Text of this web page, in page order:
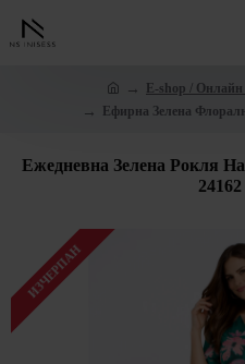
E-shop / Онлайн
Ефирна Зелена
Ежедневна Зелена Рокля
ИЗЧЕРПАН